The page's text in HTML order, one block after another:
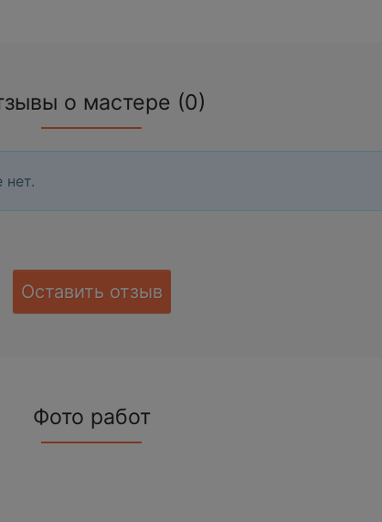
о мастере (0)
Оставить отзыв
Фото работ